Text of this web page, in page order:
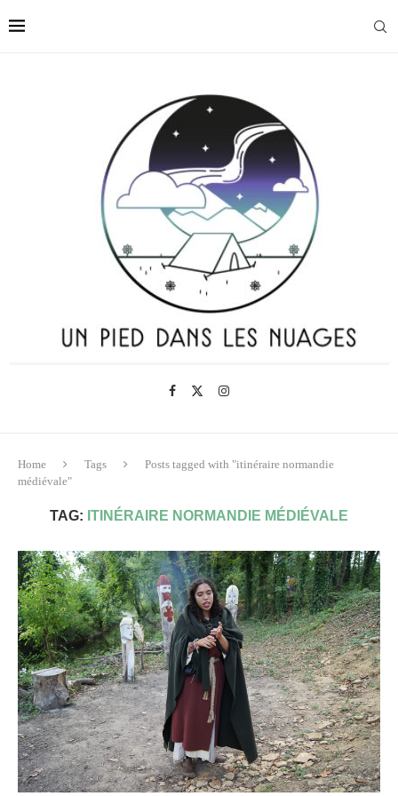
Home Tags
Posts tagged with "itinéraire normandie
médiévale"
TAG: ITINÉRAIRE NORMANDIE MÉDIÉVALE